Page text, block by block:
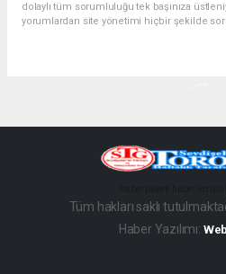
dolaylı tüm sorumluluğu tek başınıza
yorumlardan site yönetimi hiçbir şekilde
Tüm hakları saklı
Haber Yazılımı: